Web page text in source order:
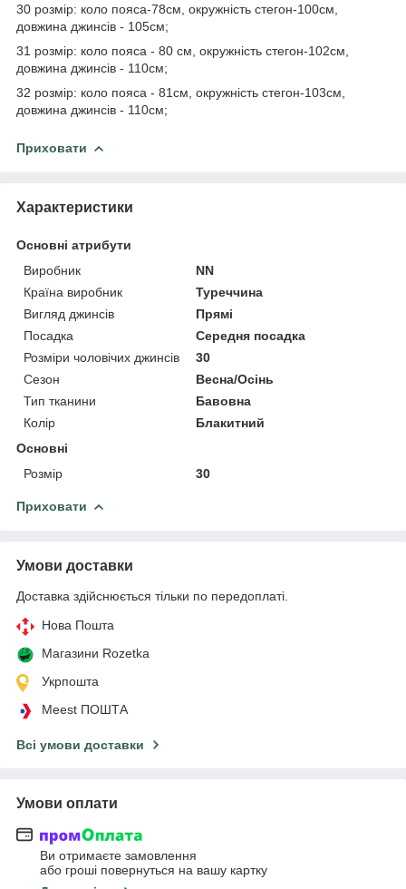
30 розмір: коло пояса-78см, окружність стегон-100см,
довжина джинсів - 105см;
31 розмір: коло пояса - 80 см, окружність стегон-102см,
довжина джинсів - 110см;
32 розмір: коло пояса - 81см, окружність стегон-103см,
довжина джинсів - 110см;
Приховати
Характеристики
Основні атрибути
Виробник
NN
Країна виробник
Туреччина
Вигляд джинсів
Прямі
Посадка
Середня посадка
Розміри чоловічих джинсів
30
Сезон
Весна/Осінь
Тип тканини
Бавовна
Колір
Блакитний
Основні
Розмір
30
Приховати
Умови доставки
Доставка здійснюється тільки по передоплаті.
Нова Пошта
Магазини Rozetka
Укрпошта
Meest ПОШТА
Всі умови доставки
Умови оплати
Ви отримаєте замовлення
або гроші повернуться на вашу картку